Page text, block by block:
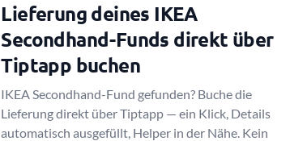
Lieferung deines IKEA
Secondhand-Funds direkt über
Tiptapp buchen
IKEA Secondhand-Fund gefunden? Buche die
Lieferung direkt über Tiptapp — ein Klick, Details
automatisch ausgefüllt, Helper in der Nähe. Kein